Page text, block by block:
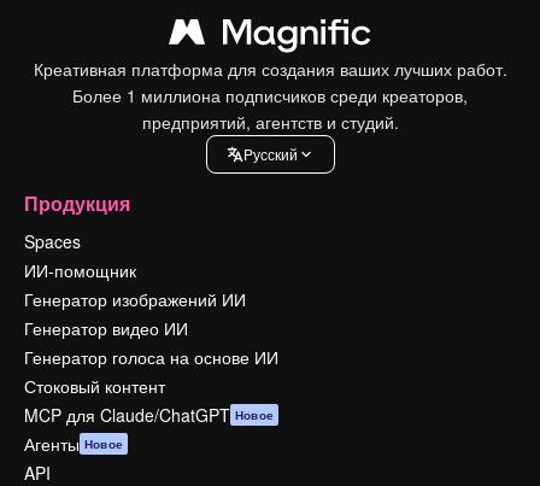
Креативная платформа для создания ваших лучших работ.
Более 1 миллиона подписчиков среди креаторов,
предприятий, агентств и студий.
Pусский
Продукция
Spaces
ИИ-помощник
Генератор изображений ИИ
Генератор видео ИИ
Генератор голоса на основе ИИ
Стоковый контент
MCP для Claude/ChatGPT Новое
Агенты Новое
API